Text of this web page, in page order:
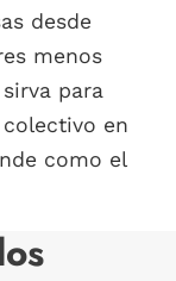
desde
menos
para
en
como el